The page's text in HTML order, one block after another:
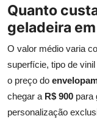
Quanto
geladeira
O valor médio varia
superfície, tipo de
o preço do
chegar a R$ 900 para
personalização